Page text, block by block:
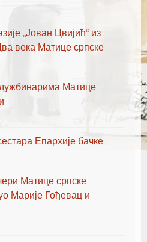
„Јован Цвијић“ из
века Матице српске
Матице
Епархије бачке
Матице српске
Марије Гођевац и